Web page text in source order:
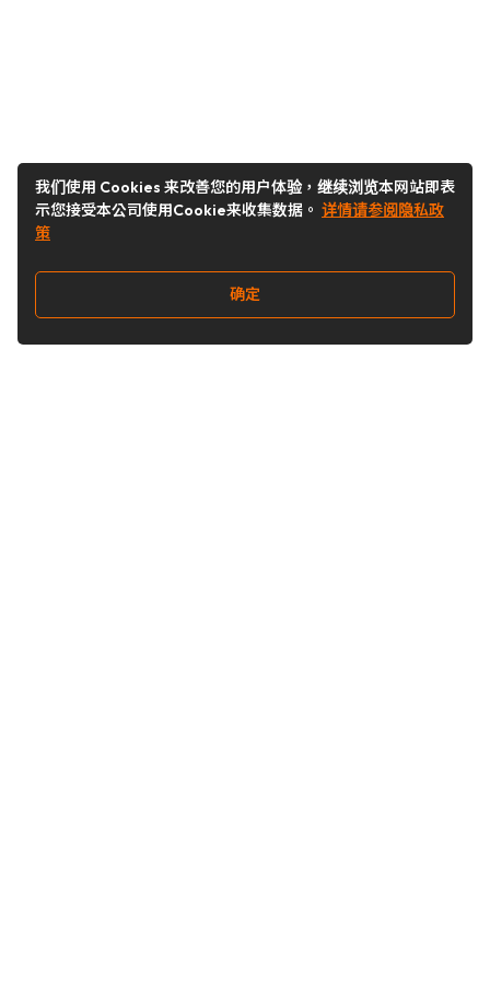
我们使用 Cookies 来改善您的用户体验，继续浏览本网站即表
示您接受本公司使用Cookie来收集数据。 详情请参阅隐私政
策
确定